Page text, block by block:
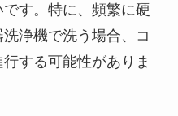
す。特に、頻繁に硬
浄機で洗う場合、コ
する可能性がありま